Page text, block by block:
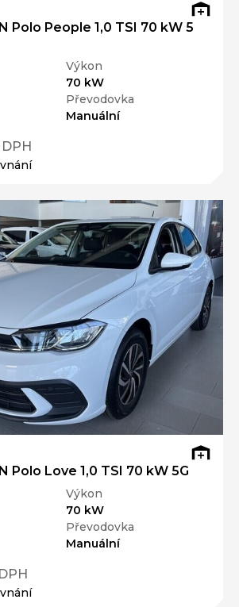
Polo People 1,0 TSI 70 kW 5
Výkon
70 kW
Převodovka
Manuální
DPH
Polo Love 1,0 TSI 70 kW 5G
Výkon
70 kW
Převodovka
Manuální